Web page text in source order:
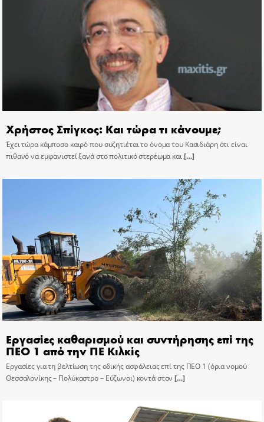
Χρήστος Σπίγκος: Και τώρα τι κάνουμε;
Έχει τώρα κάμποσο καιρό που συζητιέται το όνομα του Κασιδιάρη ότι είναι
πιθανό να εμφανιστεί ξανά στο πολιτικό στερέωμα και[…]
Εργασίες καθαρισμού και συντήρησης επί της
ΠΕΟ 1 από την ΠΕ Κιλκίς
Εργασίες για τη βελτίωση της οδικής ασφάλειας επί της ΠΕΟ 1 (όρια νομού
Θεσσαλονίκης – Πολύκαστρο – Εύζωνοι) κοντά στον […]